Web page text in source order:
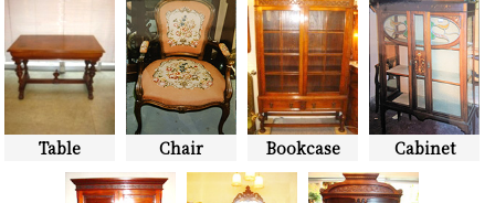
Table Chair Bookcase Cabinet